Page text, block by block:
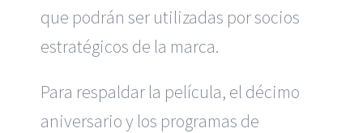
que podrán ser utilizadas por socios
estratégicos de la marca.
Para respaldar la película, el décimo
aniversario y los programas de